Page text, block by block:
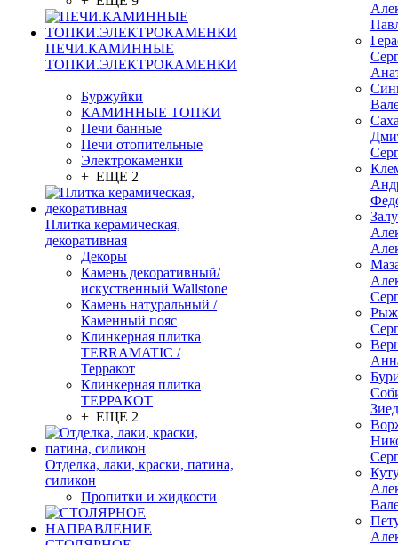
ПЕЧИ.КАМИННЫЕ
ТОПКИ.ЭЛЕКТРОКАМЕНКИ
Буржуйки
КАМИННЫЕ ТОПКИ
Печи банные
Печи отопительные
Электрокаменки
+ ЕЩЕ 2
Плитка керамическая,
декоративная
Декоры
Камень декоративный/
искуственный Wallstone
Камень натуральный /
Каменный пояс
Клинкерная плитка
TERRAMATIC /
Терракот
Клинкерная плитка
ТЕРРАКОТ
+ ЕЩЕ 2
Отделка, лаки, краски, патина,
силикон
Пропитки и жидкости